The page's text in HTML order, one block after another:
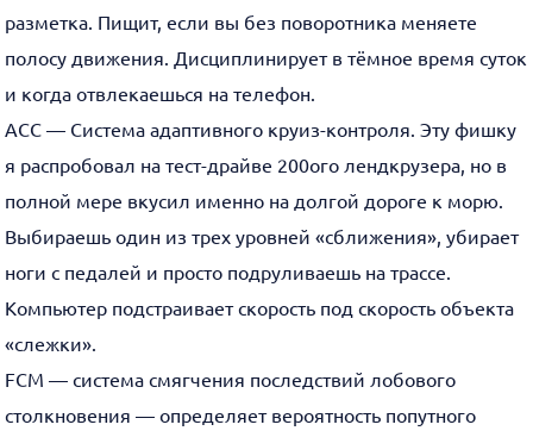
разметка. Пищит, если вы без поворотника меняете
полосу движения. Дисциплинирует в тёмное время суток
и когда отвлекаешься на телефон.
ACC — Система адаптивного круиз-контроля. Эту фишку
я распробовал на тест-драйве 200ого лендкрузера, но в
полной мере вкусил именно на долгой дороге к морю.
Выбираешь один из трех уровней «сближения», убирает
ноги с педалей и просто подруливаешь на трассе.
Компьютер подстраивает скорость под скорость объекта
«слежки».
FCM — система смягчения последствий лобового
столкновения — определяет вероятность попутного